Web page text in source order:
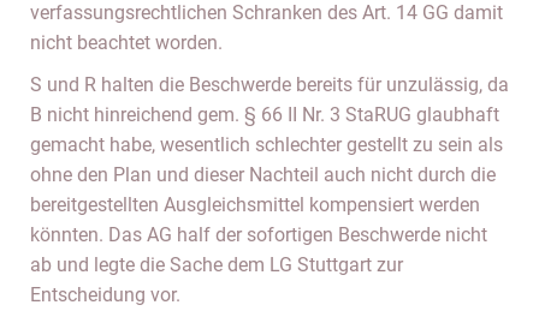
verfassungsrechtlichen Schranken des Art. 14 GG damit
nicht beachtet worden.
S und R halten die Beschwerde bereits für unzulässig, da
B nicht hinreichend gem. § 66 II Nr. 3 StaRUG glaubhaft
gemacht habe, wesentlich schlechter gestellt zu sein als
ohne den Plan und dieser Nachteil auch nicht durch die
bereitgestellten Ausgleichsmittel kompensiert werden
könnten. Das AG half der sofortigen Beschwerde nicht
ab und legte die Sache dem LG Stuttgart zur
Entscheidung vor.